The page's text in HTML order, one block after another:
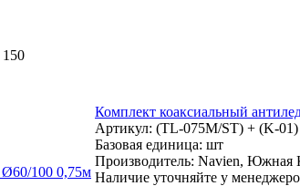
150
Комплект коаксиальный
Артикул: (TL-075M/ST) + (K-01)
Базовая единица: шт
Производитель: Navien, Южная
Наличие уточняйте у